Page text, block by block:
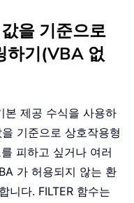
을 기준으로
하기(VBA 없
본 제공 수식을 사용하
기준으로 상호작용형
피하고 싶거나 여러
가 허용되지 않는 환
니다. FILTER 함수는